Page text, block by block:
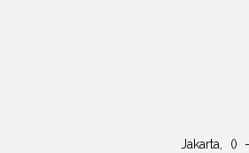
Jakarta, ()